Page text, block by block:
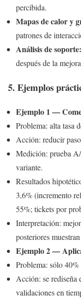
percibida.
Mapas de calor y
patrones de
Análisis de soporte:
después de la
5. Ejemplos
Ejemplo 1 —
Problema: alta tasa
Acción: reducir
Medición: prueba
variante.
Resultados
3,6% (incremento
55%; tickets por
Interpretación:
posteriores
Ejemplo 2 —
Problema: sólo
Acción: se rediseña
validaciones en